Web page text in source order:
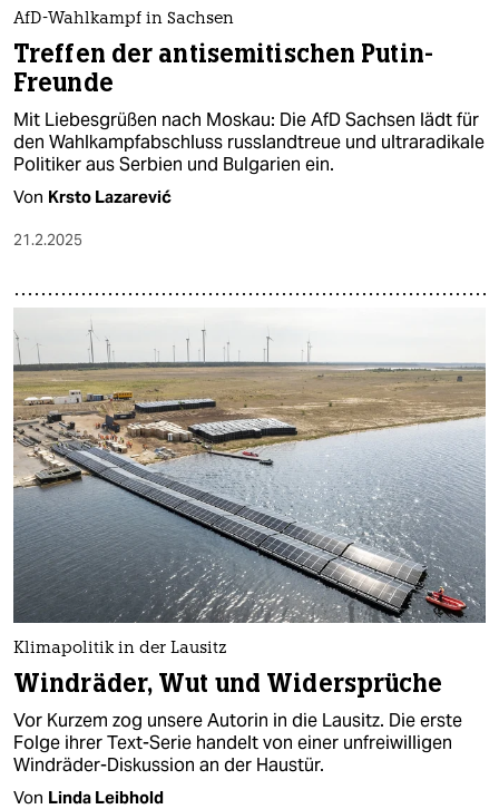
AfD-Wahlkampf in Sachsen
Treffen der antisemitischen Putin-
Freunde
Mit Liebesgrüßen nach Moskau: Die AfD Sachsen lädt für
den Wahlkampfabschluss russlandtreue und ultraradikale
Politiker aus Serbien und Bulgarien ein.
Von Krsto Lazarević
21.2.2025
Klimapolitik in der Lausitz
Windräder, Wut und Widersprüche
Vor Kurzem zog unsere Autorin in die Lausitz. Die erste
Folge ihrer Text-Serie handelt von einer unfreiwilligen
Windräder-Diskussion an der Haustür.
Von Linda Leibhold